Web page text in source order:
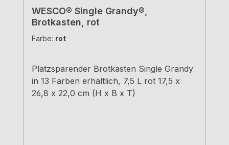
WESCO® Single Grandy®,
Brotkasten, rot
Farbe: rot
Platzsparender Brotkasten Single Grandy
in 13 Farben erhältlich, 7,5 L rot 17,5 x
26,8 x 22,0 cm (H x B x T)